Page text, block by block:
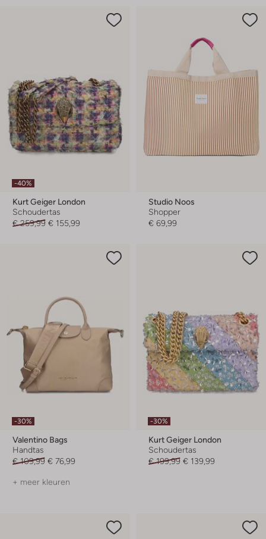
-40%
Kurt Geiger London
Schoudertas
€ 259,99 € 155,99
Studio Noos
Shopper
€ 69,99
-30%
Valentino Bags
Handtas
€ 109,99 € 76,99
+ meer kleuren
-30%
Kurt Geiger London
Schoudertas
€ 199,99 € 139,99